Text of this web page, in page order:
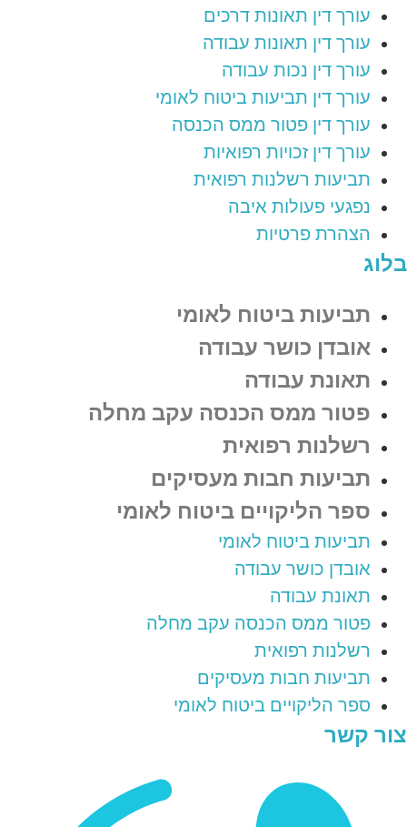
עורך דין תאונות דרכים
עורך דין תאונות עבודה
עורך דין נכות עבודה
עורך דין תביעות ביטוח לאומי
עורך דין פטור ממס הכנסה
עורך דין זכויות רפואיות
תביעות רשלנות רפואית
נפגעי פעולות איבה
הצהרת פרטיות
בלוג
תביעות ביטוח לאומי
אובדן כושר עבודה
תאונת עבודה
פטור ממס הכנסה עקב מחלה
רשלנות רפואית
תביעות חבות מעסיקים
ספר הליקויים ביטוח לאומי
תביעות ביטוח לאומי
אובדן כושר עבודה
תאונת עבודה
פטור ממס הכנסה עקב מחלה
רשלנות רפואית
תביעות חבות מעסיקים
ספר הליקויים ביטוח לאומי
צור קשר